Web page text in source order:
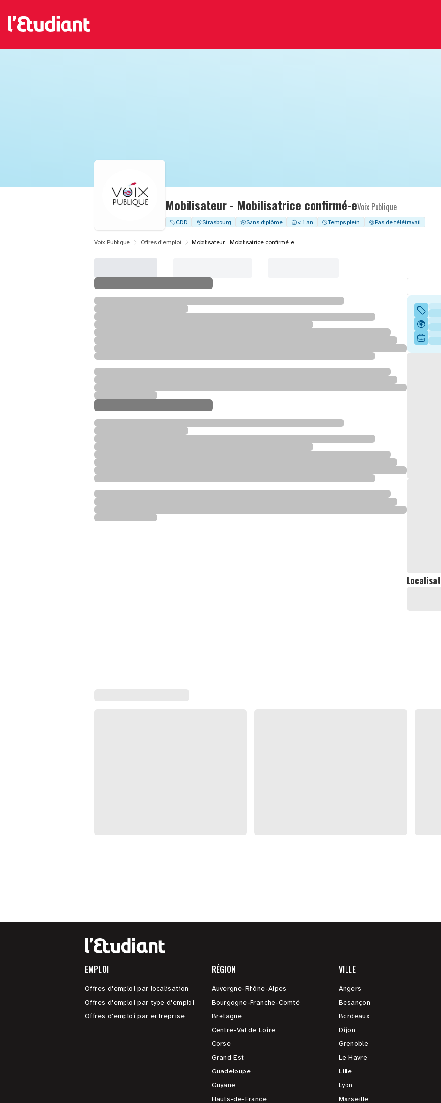
Mobilisateur - Mobilisatrice confirmé-eVoix Publique
CDD Strasbourg Sans diplôme < 1 an Temps plein Pas de télétravail
Voix Publique Offres d'emploi Mobilisateur - Mobilisatrice confirmé-e
EMPLOI
Offres d'emploi par localisation
Offres d'emploi par type d'emploi
Offres d'emploi par entreprise
RÉGION
Auvergne-Rhône-Alpes
Bourgogne-Franche-Comté
Bretagne
Centre-Val de Loire
Corse
Grand Est
Guadeloupe
Guyane
Hauts-de-France
VILLE
Angers
Besançon
Bordeaux
Dijon
Grenoble
Le Havre
Lille
Lyon
Marseille